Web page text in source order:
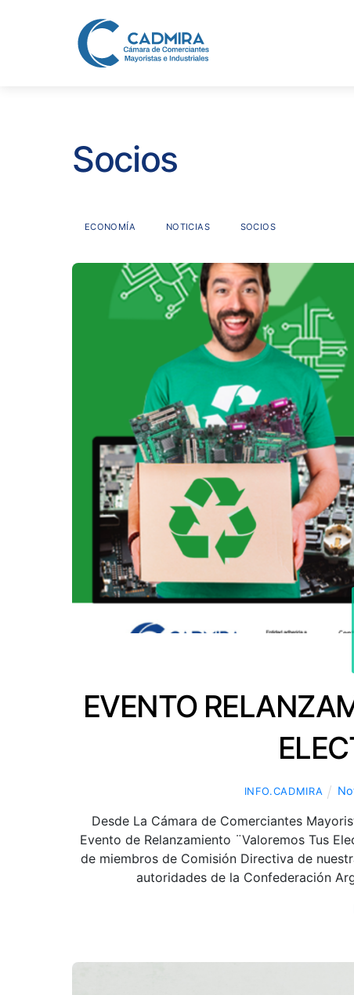
Socios
ECONOMÍA NOTICIAS SOCIOS
EVENTO
INFO.CADMIRA
Desde La Cámara de Comerciantes
Evento de Relanzamiento ¨Valoremos Tus
de miembros de Comisión Directiva de
autoridades de la Confederación